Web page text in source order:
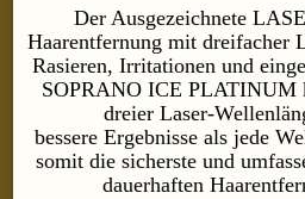
Der Ausgezeichnete
Haarentfernung mit dreifacher
Rasieren, Irritationen und
SOPRANO ICE PLATINUM
dreier Laser-
bessere Ergebnisse als jede
somit die sicherste und
dauerhaften